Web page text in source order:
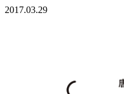
2017.03.29